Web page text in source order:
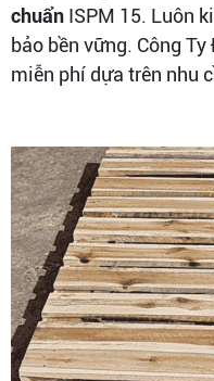
chuẩn ISPM 15. Luôn
bảo bền vững. Công
miễn phí dựa trên nhu